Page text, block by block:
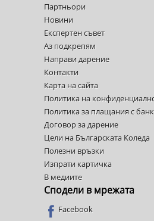
Партньори
Новини
Експертен съвет
Аз подкрепям
Направи дарение
Контакти
Карта на сайта
Политика на
Политика за плащания с
Договор за дарение
Цели на Българската Коледа
Полезни връзки
Изпрати картичка
В медиите
Сподели в мрежата
Facebook